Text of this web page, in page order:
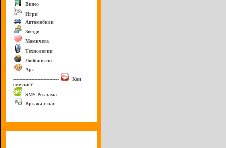
Видео
Игри
Автомобили
Звезди
Момичета
Технологии
Любопитно
Арт
------------------------------
Кои
сме ние?
SMS Реклама
Връзка с нас